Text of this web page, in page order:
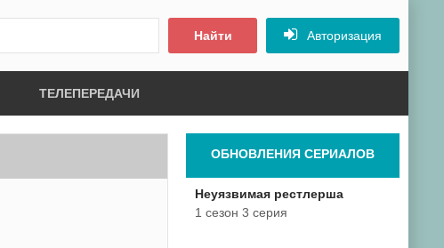
Найти Авторизация
ТЕЛЕПЕРЕДАЧИ
ОБНОВЛЕНИЯ СЕРИАЛОВ
Неуязвимая рестлерша
1 сезон 3 серия